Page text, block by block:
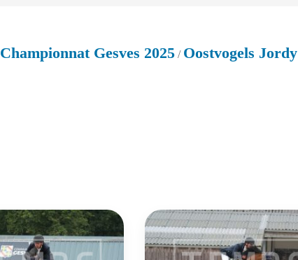
Championnat Gesves 2025 / Oostvogels Jordy